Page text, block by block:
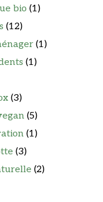
bio (1)
(12)
(1)
(1)
(3)
(5)
(1)
(3)
(2)